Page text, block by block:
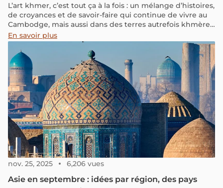
L’art khmer, c’est tout ça à la fois : un mélange d’histoires,
de croyances et de savoir-faire qui continue de vivre au
Cambodge, mais aussi dans des terres autrefois khmères,
comme la Thaïlande, le Laos, le Vietnam, le Myanmar ou
la Malaisie.
En savoir plus
nov. 25, 2025 6,206 vues
Asie en septembre : idées par région, des pays